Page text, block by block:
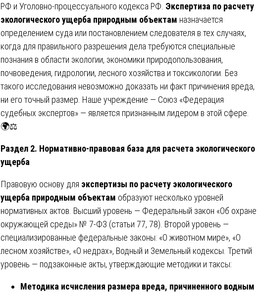
РФ и Уголовно-процессуального кодекса РФ. Экспертиза по расчету
экологического ущерба природным объектам назначается
определением суда или постановлением следователя в тех случаях,
когда для правильного разрешения дела требуются специальные
познания в области экологии, экономики природопользования,
почвоведения, гидрологии, лесного хозяйства и токсикологии. Без
такого исследования невозможно доказать ни факт причинения вреда,
ни его точный размер. Наше учреждение — Союз «Федерация
судебных экспертов» — является признанным лидером в этой сфере.
🌍⚖️
Раздел 2. Нормативно-правовая база для расчета экологического
ущерба
Правовую основу для экспертизы по расчету экологического
ущерба природным объектам образуют несколько уровней
нормативных актов. Высший уровень — Федеральный закон «Об охране
окружающей среды» № 7-ФЗ (статьи 77, 78). Второй уровень —
специализированные федеральные законы: «О животном мире», «О
лесном хозяйстве», «О недрах», Водный и Земельный кодексы. Третий
уровень — подзаконные акты, утверждающие методики и таксы:
Методика исчисления размера вреда, причиненного водным